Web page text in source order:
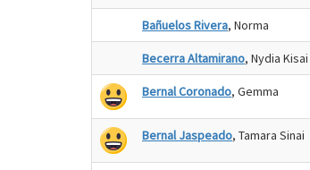
Bañuelos Rivera, Norma
Becerra Altamirano, Nydia Kisai
Bernal Coronado, Gemma
Bernal Jaspeado, Tamara Sinai